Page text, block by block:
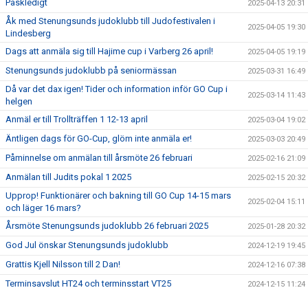
Påskledigt 2025-04-13 20:31
Åk med Stenungsunds judoklubb till Judofestivalen i
Lindesberg
2025-04-05 19:30
Dags att anmäla sig till Hajime cup i Varberg 26 april! 2025-04-05 19:19
Stenungsunds judoklubb på seniormässan 2025-03-31 16:49
Då var det dax igen! Tider och information inför GO Cup i
helgen
2025-03-14 11:43
Anmäl er till Trollträffen 1 12-13 april 2025-03-04 19:02
Äntligen dags för GO-Cup, glöm inte anmäla er! 2025-03-03 20:49
Påminnelse om anmälan till årsmöte 26 februari 2025-02-16 21:09
Anmälan till Judits pokal 1 2025 2025-02-15 20:32
Upprop! Funktionärer och bakning till GO Cup 14-15 mars
och läger 16 mars?
2025-02-04 15:11
Årsmöte Stenungsunds judoklubb 26 februari 2025 2025-01-28 20:32
God Jul önskar Stenungsunds judoklubb 2024-12-19 19:45
Grattis Kjell Nilsson till 2 Dan! 2024-12-16 07:38
Terminsavslut HT24 och terminsstart VT25 2024-12-15 11:24